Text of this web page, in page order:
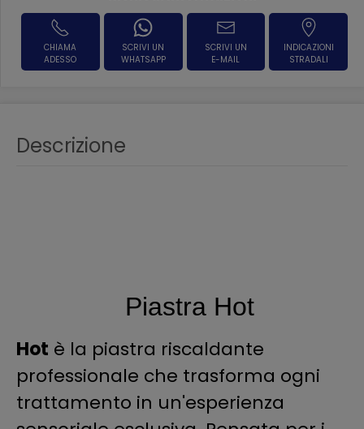
CHIAMA
ADESSO
SCRIVI UN
WHATSAPP
SCRIVI UN
E-MAIL
INDICAZIONI
STRADALI
Descrizione
Piastra Hot
Hot è la piastra riscaldante
professionale che trasforma ogni
trattamento in un'esperienza